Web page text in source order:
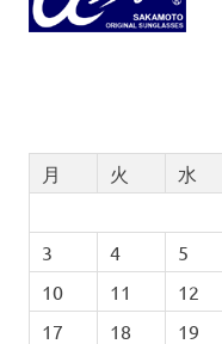
月
火 水
3
4 5
10
11 12
17
18 19